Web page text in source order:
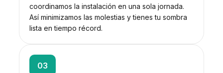
coordinamos la instalación en una sola jornada.
Así minimizamos las molestias y tienes tu sombra
lista en tiempo récord.
03